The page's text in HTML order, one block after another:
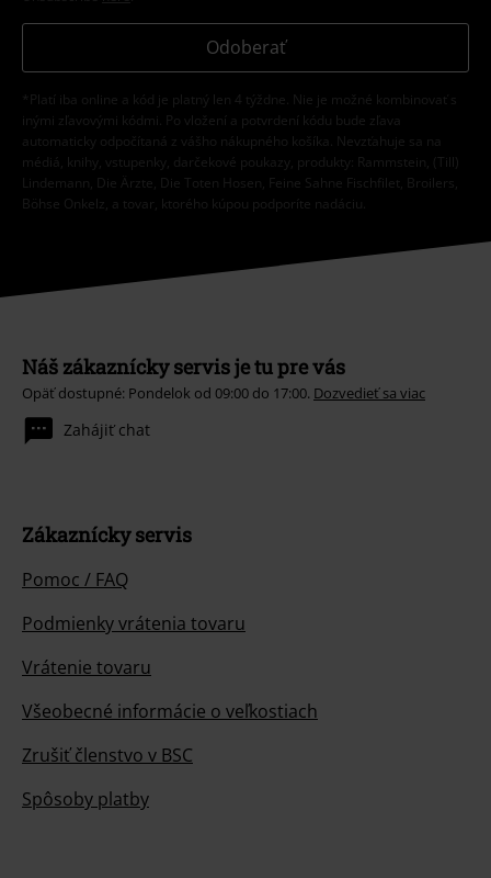
Odoberať
*Platí iba online a kód je platný len 4 týždne. Nie je možné kombinovať s
inými zľavovými kódmi. Po vložení a potvrdení kódu bude zľava
automaticky odpočítaná z vášho nákupného košíka. Nevzťahuje sa na
médiá, knihy, vstupenky, darčekové poukazy, produkty: Rammstein, (Till)
Lindemann, Die Ärzte, Die Toten Hosen, Feine Sahne Fischfilet, Broilers,
Böhse Onkelz, a tovar, ktorého kúpou podporíte nadáciu.
Náš zákaznícky servis je tu pre vás
Opäť dostupné: Pondelok od 09:00 do 17:00. Dozvedieť sa viac
Zahájiť chat
Zákaznícky servis
Pomoc / FAQ
Podmienky vrátenia tovaru
Vrátenie tovaru
Všeobecné informácie o veľkostiach
Zrušiť členstvo v BSC
Spôsoby platby